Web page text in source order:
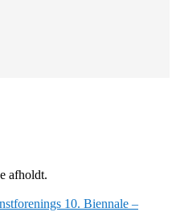
afholdt.
10. Biennale –